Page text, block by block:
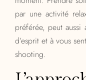
par une activité
préférée, peut
d’esprit et à vous
shooting.